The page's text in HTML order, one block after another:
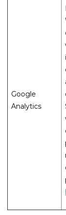
Google
Analytics